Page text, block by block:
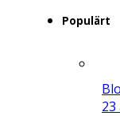
Populärt
23